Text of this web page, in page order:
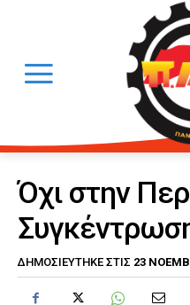
Όχι στην
ΔΗΜΟΣΙΕΎΤΗΚΕ ΣΤΙΣ 23